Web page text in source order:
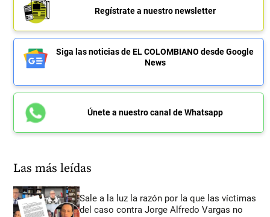
Regístrate a nuestro newsletter
Siga las noticias de EL COLOMBIANO desde Google
News
Únete a nuestro canal de Whatsapp
Las más leídas
Sale a la luz la razón por la que las víctimas
del caso contra Jorge Alfredo Vargas no